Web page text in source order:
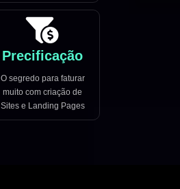
Precificação
O segredo para faturar
muito com criação de
Sites e Landing Pages